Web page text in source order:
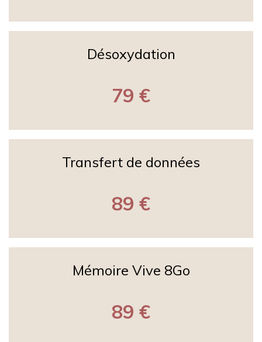
Désoxydation
79 €
Transfert de données
89 €
Mémoire Vive 8Go
89 €